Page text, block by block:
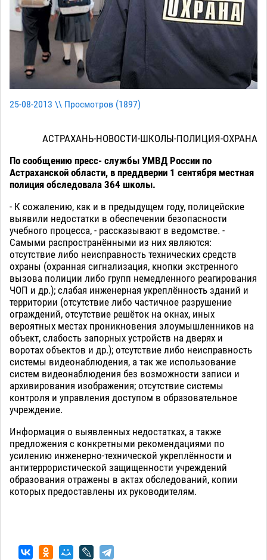
25-08-2013 \\ Просмотров (1897)
АСТРАХАНЬ-НОВОСТИ-ШКОЛЫ-ПОЛИЦИЯ-ОХРАНА
По сообщению пресс- службы УМВД России по
Астраханской области, в преддверии 1 сентября местная
полиция обследовала 364 школы.
- К сожалению, как и в предыдущем году, полицейские
выявили недостатки в обеспечении безопасности
учебного процесса, - рассказывают в ведомстве. -
Самыми распространёнными из них являются:
отсутствие либо неисправность технических средств
охраны (охранная сигнализация, кнопки экстренного
вызова полиции либо групп немедленного реагирования
ЧОП и др.); слабая инженерная укреплённость зданий и
территории (отсутствие либо частичное разрушение
ограждений, отсутствие решёток на окнах, иных
вероятных местах проникновения злоумышленников на
объект, слабость запорных устройств на дверях и
воротах объектов и др.); отсутствие либо неисправность
системы видеонаблюдения, а так же использование
систем видеонаблюдения без возможности записи и
архивирования изображения; отсутствие системы
контроля и управления доступом в образовательное
учреждение.
Информация о выявленных недостатках, а также
предложения с конкретными рекомендациями по
усилению инженерно-технической укреплённости и
антитеррористической защищенности учреждений
образования отражены в актах обследований, копии
которых предоставлены их руководителям.